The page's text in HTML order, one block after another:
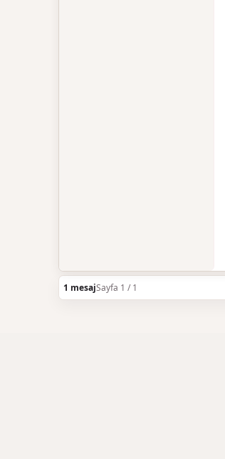
1 mesajSayfa 1 / 1